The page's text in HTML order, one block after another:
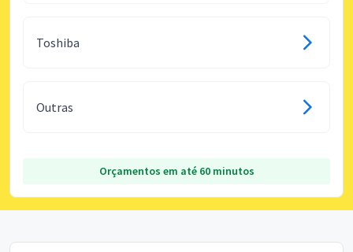
Toshiba
Outras
Orçamentos em até 60 minutos